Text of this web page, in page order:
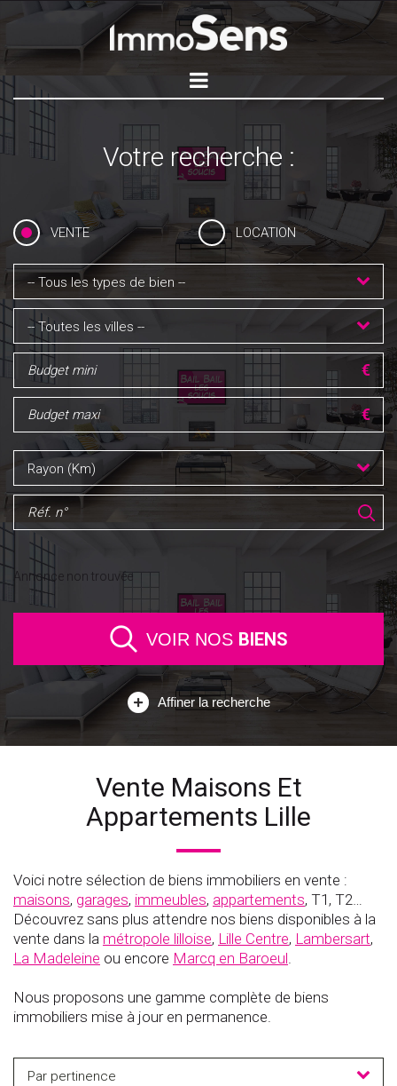
Votre recherche :
VENTE LOCATION
-- Tous les types de bien --
-- Toutes les villes --
Rayon (Km)
Annonce non trouvée
Affiner la recherche
VOIR NOS BIENS
Vente Maisons Et
Appartements Lille
Voici notre sélection de biens immobiliers en vente :
maisons, garages, immeubles, appartements, T1, T2…
Découvrez sans plus attendre nos biens disponibles à la
vente dans la métropole lilloise, Lille Centre, Lambersart,
La Madeleine ou encore Marcq en Baroeul.
Nous proposons une gamme complète de biens
immobiliers mise à jour en permanence.
Par pertinence